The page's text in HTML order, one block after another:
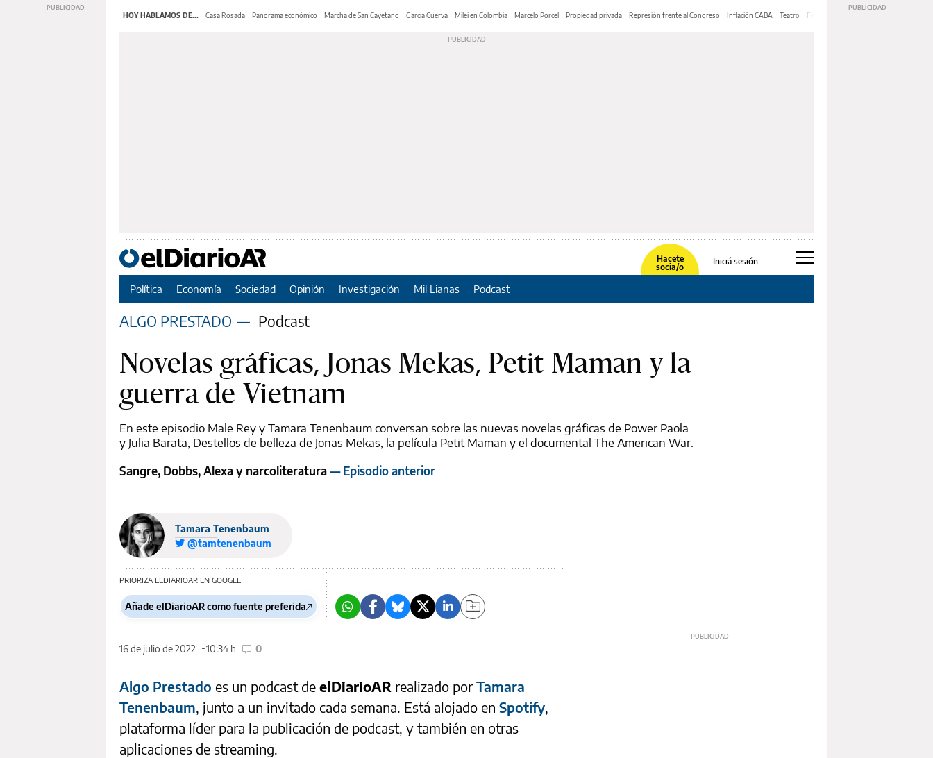
HOY HABLAMOS DE... Casa Rosada Panorama económico Marcha de San Cayetano García Cuerva Milei en Colombia Marcelo Porcel Propiedad privada Represión frente al Congreso Inflación CABA Teatro Feria de Editores
Hacete
socia/o
Iniciá sesión
Política Economía Sociedad Opinión Investigación Mil Lianas Podcast
ALGO PRESTADO — Podcast
Novelas gráficas, Jonas Mekas, Petit Maman y la
guerra de Vietnam
En este episodio Male Rey y Tamara Tenenbaum conversan sobre las nuevas novelas gráficas de Power Paola
y Julia Barata, Destellos de belleza de Jonas Mekas, la película Petit Maman y el documental The American War.
Sangre, Dobbs, Alexa y narcoliteratura— Episodio anterior
Tamara Tenenbaum
@tamtenenbaum
PRIORIZA ELDIARIOAR EN GOOGLE
Añade elDiarioAR como fuente preferida
16 de julio de 2022 10:34 h 0
Algo Prestado es un podcast de elDiarioAR realizado porTamara
Tenenbaum, junto a un invitado cada semana. Está alojado en Spotify,
plataforma líder para la publicación de podcast, y también en otras
aplicaciones de streaming.